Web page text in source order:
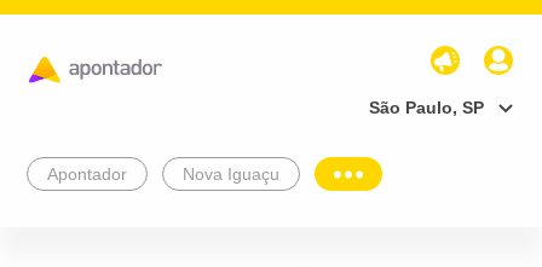
São Paulo, SP
Apontador Nova Iguaçu